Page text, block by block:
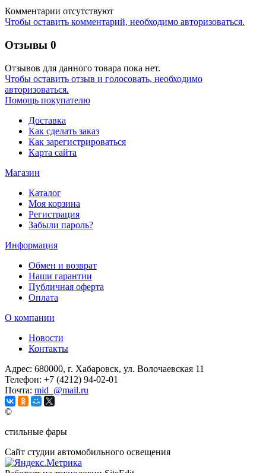
Комментарии отсутствуют
Чтобы оставить комментарий, необходимо авторизоваться.
Отзывы 0
Отзывов для данного товара пока нет.
Чтобы оcтавить отзыв и голосовать, необходимо
авторизоваться.
Помощь покупателю
Доставка
Как сделать заказ
Как зарегистрироваться
Карта сайта
Магазин
Каталог
Моя корзина
Регистрация
Забыли пароль?
Информация
Обмен и возврат
Наши гарантии
Публичная оферта
Оплата
О компании
Новости
Контакты
Адрес: 680000, г. Хабаровск, ул. Волочаевская 11
Телефон: +7 (4212) 94-02-01
Почта: mid_@mail.ru
©
стильные фары
Сайт студии автомобильного освещения